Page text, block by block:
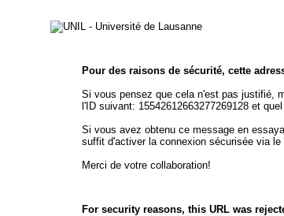
Pour des raisons de sécurité, cette
Si vous pensez que cela n'est pas justifié,
l'ID suivant: 15542612663277269128 et
Si vous avez obtenu ce message en
suffit d'activer la connexion sécurisée via le
Merci de votre collaboration!
For security reasons, this URL was